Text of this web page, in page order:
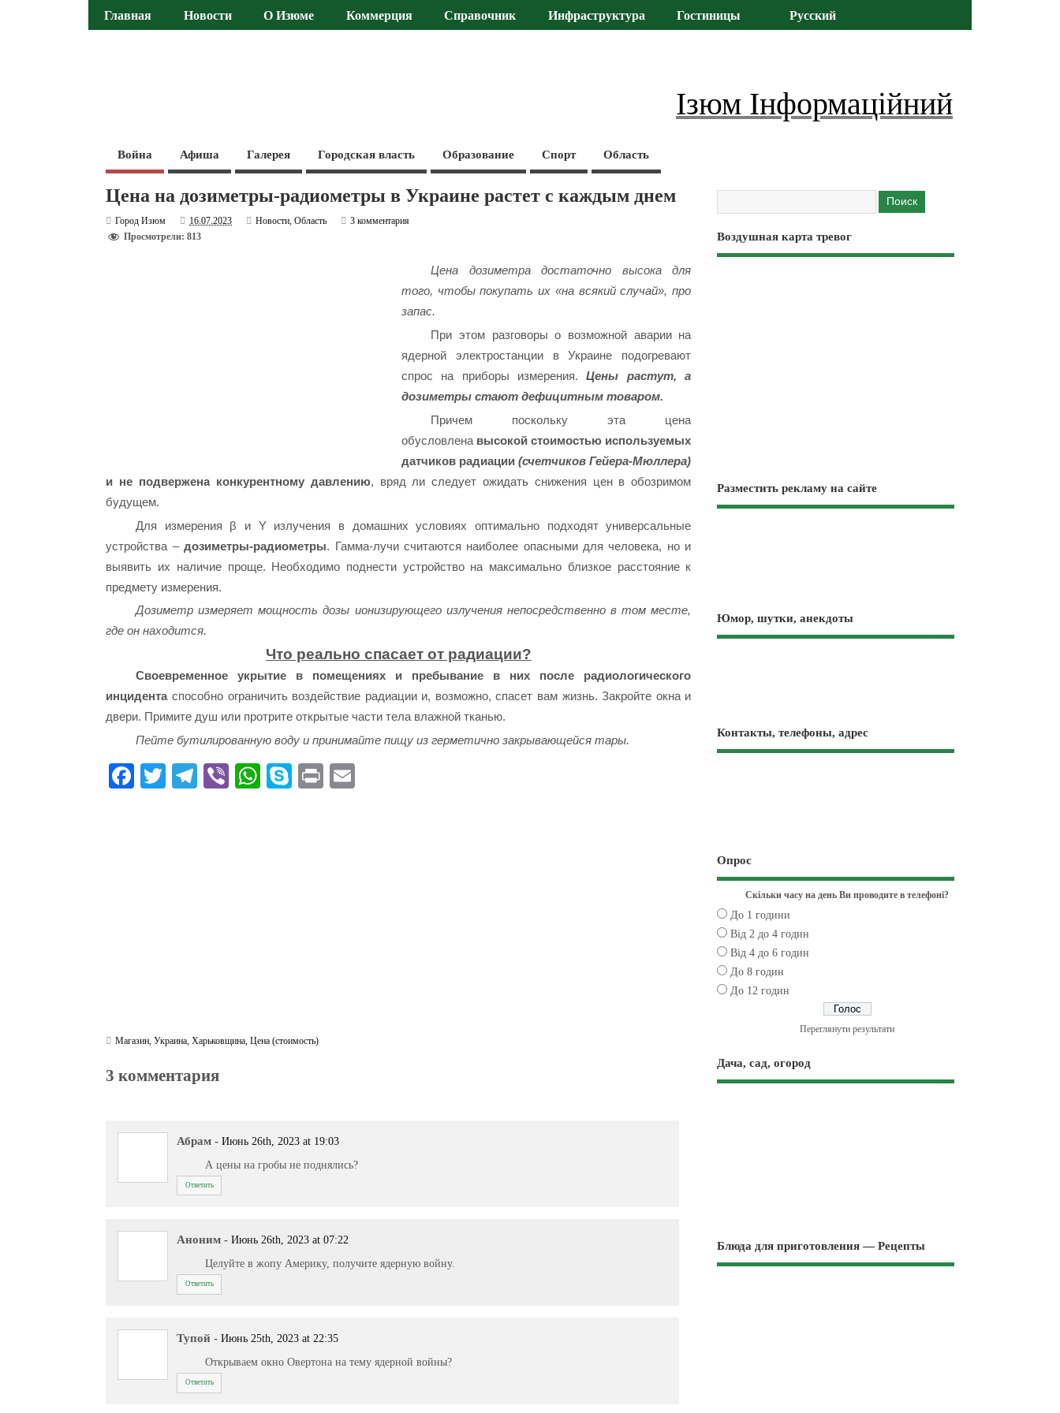
Главная Новости О Изюме Коммерция Справочник Инфраструктура Гостиницы Русский
Ізюм Інформаційний
Война Афиша Галерея Городская власть Образование Спорт Область
Цена на дозиметры-радиометры в Украине растет с каждым днем
Город Изюм 16.07.2023 Новости,Область
3 комментария
Просмотрели: 813
Цена дозиметра достаточно высока для
того, чтобы покупать их «на всякий случай», про
запас.
При этом разговоры о возможной аварии на
ядерной электростанции в Украине подогревают
спрос на приборы измерения.Цены растут, а
дозиметры стают дефицитным товаром.
Причем поскольку эта цена
обусловлена высокой стоимостью используемых
датчиков радиации(счетчиков Гейера-Мюллера)
и не подвержена конкурентному давлению, вряд ли следует ожидать снижения цен в обозримом
будущем.
Для измерения β и Y излучения в домашних условиях оптимально подходят универсальные
устройства –дозиметры-радиометры. Гамма-лучи считаются наиболее опасными для человека, но и
выявить их наличие проще. Необходимо поднести устройство на максимально близкое расстояние к
предмету измерения.
Дозиметр измеряет мощность дозы ионизирующего излучения непосредственно в том месте,
где он находится.
Что реально спасает от радиации?
Своевременное укрытие в помещениях и пребывание в них после радиологического
инцидентаспособно ограничить воздействие радиации и, возможно, спасет вам жизнь. Закройте окна и
двери. Примите душ или протрите открытые части тела влажной тканью.
Пейте бутилированную воду и принимайте пищу из герметично закрывающейся тары.
Fa T
Te Vi
W
S
Pr
Магазин,Украина,Харьковщина,Цена (стоимость)
3 комментария
Абрам - Июнь 26th, 2023 at 19:03
А цены на гробы не поднялись?
Ответить
Аноним - Июнь 26th, 2023 at 07:22
Целуйте в жопу Америку, получите ядерную войну.
Ответить
Тупой - Июнь 25th, 2023 at 22:35
Открываем окно Овертона на тему ядерной войны?
Ответить
Воздушная карта тревог
Разместить рекламу на сайте
Юмор, шутки, анекдоты
Контакты, телефоны, адрес
Опрос
Скільки часу на день Ви проводите в телефоні?
До 1 години
Від 2 до 4 годин
Від 4 до 6 годин
До 8 годин
До 12 годин
Переглянути результати
Дача, сад, огород
Блюда для приготовления — Рецепты